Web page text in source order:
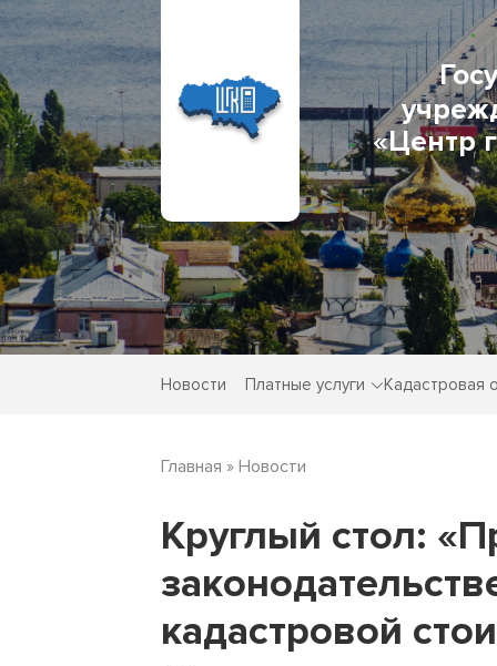
«Центр
Новости Платные услуги Кадастровая
Главная » Новости
Круглый стол:
кадастровой